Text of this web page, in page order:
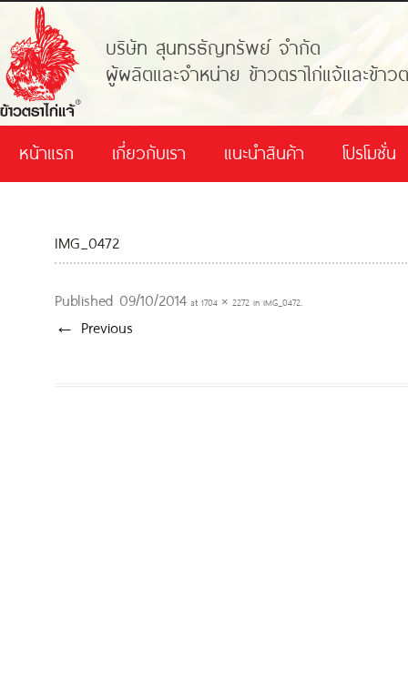
บริษัท สุนทรธัญทรัพย์ จำกัด
ผู้ผลิตและจำหน่าย ข้าวตราไก่แจ้และข้าวต
หน้าแรก เกี่ยวกับเรา แนะนำสินค้า โปรโมชั่น
IMG_0472
Published 09/10/2014 at 1704 × 2272 in IMG_0472.
← Previous